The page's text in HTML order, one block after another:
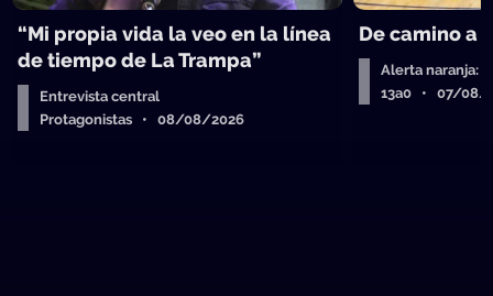
“Mi propia vida la veo en la línea
de tiempo de La Trampa”
Entrevista central
Protagonistas • 08/08/2026
De camino a
Alerta naranja:
13a0 • 07/08/